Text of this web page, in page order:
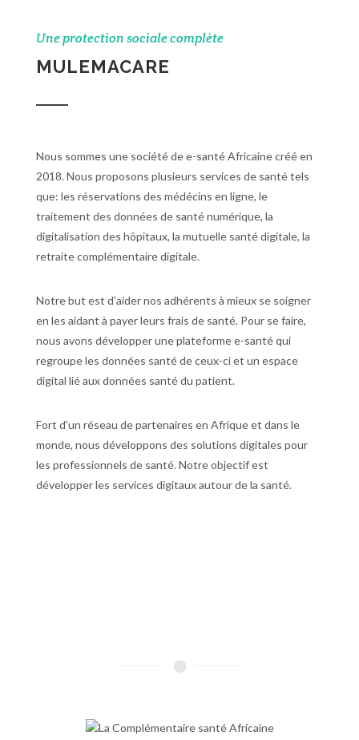
Une protection sociale complète
MULEMACARE
Nous sommes une société de e-santé Africaine créé en
2018. Nous proposons plusieurs services de santé tels
que: les réservations des médécins en ligne, le
traitement des données de santé numérique, la
digitalisation des hôpitaux, la mutuelle santé digitale, la
retraite complémentaire digitale.
Notre but est d'aider nos adhérents à mieux se soigner
en les aidant à payer leurs frais de santé. Pour se faire,
nous avons développer une plateforme e-santé qui
regroupe les données santé de ceux-ci et un espace
digital lié aux données santé du patient.
Fort d'un réseau de partenaires en Afrique et dans le
monde, nous développons des solutions digitales pour
les professionnels de santé. Notre objectif est
développer les services digitaux autour de la santé.